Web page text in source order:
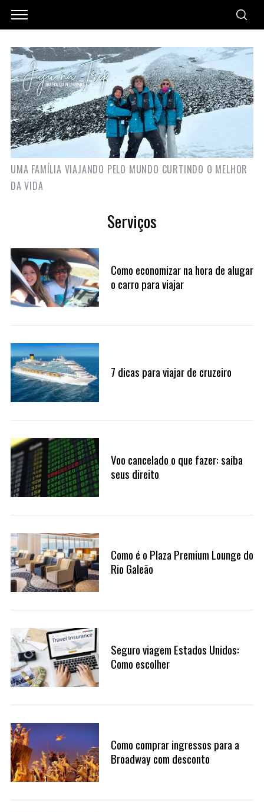
UMA FAMÍLIA VIAJANDO PELO MUNDO CURTINDO O MELHOR
DA VIDA
Serviços
Como economizar na hora de alugar
o carro para viajar
7 dicas para viajar de cruzeiro
Voo cancelado o que fazer: saiba
seus direito
Como é o Plaza Premium Lounge do
Rio Galeão
Seguro viagem Estados Unidos:
Como escolher
Como comprar ingressos para a
Broadway com desconto
e
a
r
c
h